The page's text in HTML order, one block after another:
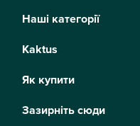
Наші категорії
Kaktus
Як купити
Зазирніть сюди